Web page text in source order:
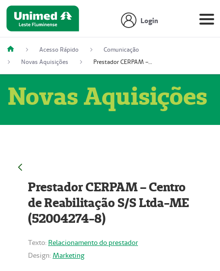
Login
Acesso Rápido
Comunicação
Novas Aquisições
Prestador CERPAM – Centro de Reabilitação S/S Ltda-ME (52004274-8)
Novas Aquisições
Prestador CERPAM – Centro
de Reabilitação S/S Ltda-ME
(52004274-8)
Texto: Relacionamento do prestador
Design: Marketing